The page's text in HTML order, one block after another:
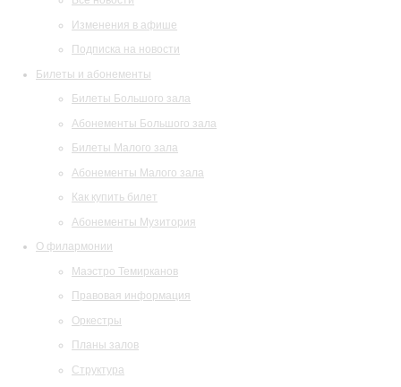
Изменения в афише
Подписка на новости
Билеты и абонементы
Билеты Большого зала
Абонементы Большого зала
Билеты Малого зала
Абонементы Малого зала
Как купить билет
Абонементы Музитория
О филармонии
Маэстро Темирканов
Правовая информация
Оркестры
Планы залов
Структура